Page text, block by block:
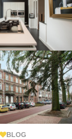
BLOG